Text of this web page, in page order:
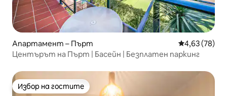
Апартамент – Пърт Средна
4,63 (78)
Центърът на Пърт | Басейн | Безплатен паркинг
Избор на гостите
Избор на гостите